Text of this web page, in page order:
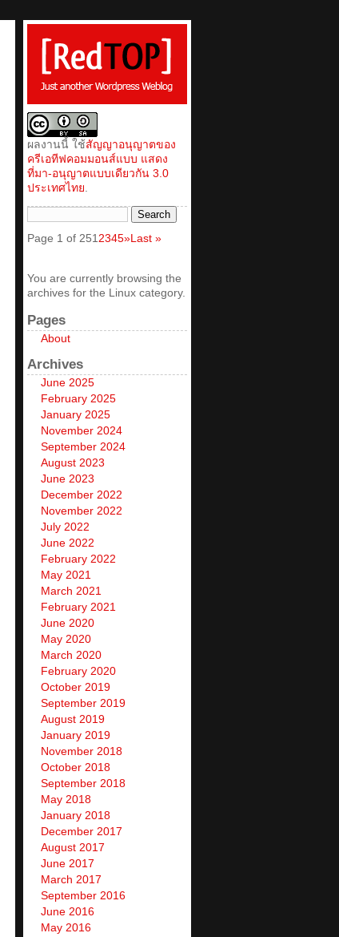
ผลงานนี้ ใช้สัญญาอนุญาตของ
ครีเอทีฟคอมมอนส์แบบ แสดง
ที่มา-อนุญาตแบบเดียวกัน 3.0
ประเทศไทย
Page 1 of 251 2345»Last »
You are currently browsing the
archives for the Linux category.
Pages
About
Archives
June 2025
February 2025
January 2025
November 2024
September 2024
August 2023
June 2023
December 2022
November 2022
July 2022
June 2022
February 2022
May 2021
March 2021
February 2021
June 2020
May 2020
March 2020
February 2020
October 2019
September 2019
August 2019
January 2019
November 2018
October 2018
September 2018
May 2018
January 2018
December 2017
August 2017
June 2017
March 2017
September 2016
June 2016
May 2016